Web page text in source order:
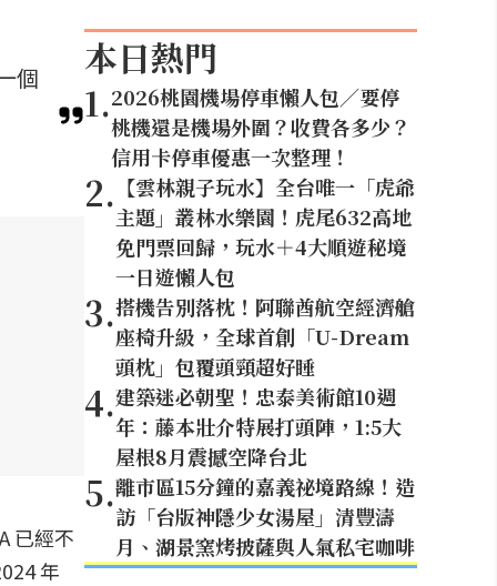
個
已經不
年
本日熱門
1.2026桃園機場停車懶人包／要停
桃機還是機場外圍？收費各多少？
信用卡停車優惠一次整理！
2. 【雲林親子玩水】全台唯一「虎爺
主題」叢林水樂園！虎尾632高地
免門票回歸，玩水＋4大順遊秘境
一日遊懶人包
3.搭機告別落枕！阿聯酋航空經濟艙
座椅升級，全球首創「U-Dream
頭枕」包覆頭頸超好睡
4.建築迷必朝聖！忠泰美術館10週
年：藤本壯介特展打頭陣，1:5大
屋根8月震撼空降台北
5.離市區15分鐘的嘉義祕境路線！造
訪「台版神隱少女湯屋」清豐濤
月、湖景窯烤披薩與人氣私宅咖啡